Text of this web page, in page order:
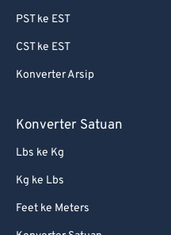
PST ke EST
CST ke EST
Konverter Arsip
Konverter Satuan
Lbs ke Kg
Kg ke Lbs
Feet ke Meters